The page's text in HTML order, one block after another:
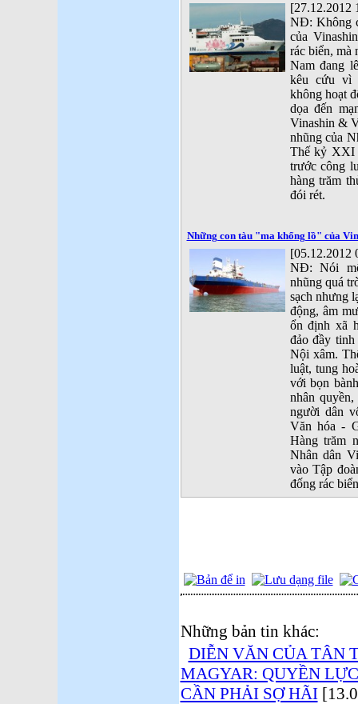
[27.12.2012
NĐ: Không
của
rác biển, mà
Nam đang
kêu cứu vì
không hoạt
dọa đến
Vinashin &
nhũng của
Thế kỷ XXI
trước công
hàng trăm
đói rét.
Những con tàu "ma khổng lồ" của
[05.12.2012
NĐ: Nói
nhũng quá
sạch nhưng
động, âm
ổn định xã
đảo đầy
Nội xâm.
luật, tung
với bọn
nhân
người dân
Văn hóa -
Hàng trăm
Nhân dân
vào Tập
đống rác
Những bản tin khác:
DIỄN VĂN CỦA TÂN
MAGYAR: QUYỀN
CẦN PHẢI SỢ HÃI